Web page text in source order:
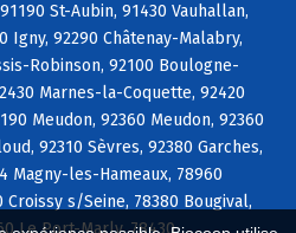
St-Aubin, 91430 Vauhallan,
92290 Châtenay-Malabry,
Robinson, 92100 Boulogne-
Marnes-la-Coquette, 92420
Meudon, 92360 Meudon, 92360
92310 Sèvres, 92380 Garches,
Magny-les-Hameaux, 78960
s/Seine, 78380 Bougival,